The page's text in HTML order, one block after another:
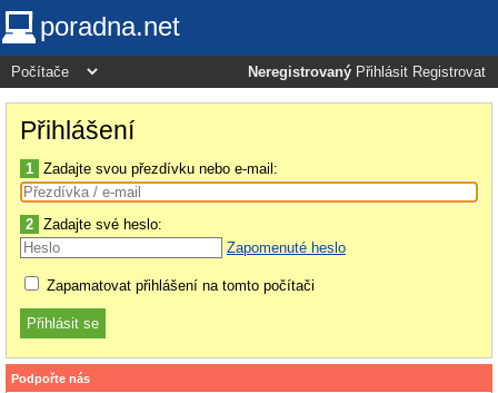
poradna.net
Neregistrovaný Přihlásit Registrovat
Přihlášení
1 Zadajte svou přezdívku nebo e-mail:
2 Zadajte své heslo:
Zapomenuté heslo
Zapamatovat přihlášení na tomto počítači
Podpořte nás